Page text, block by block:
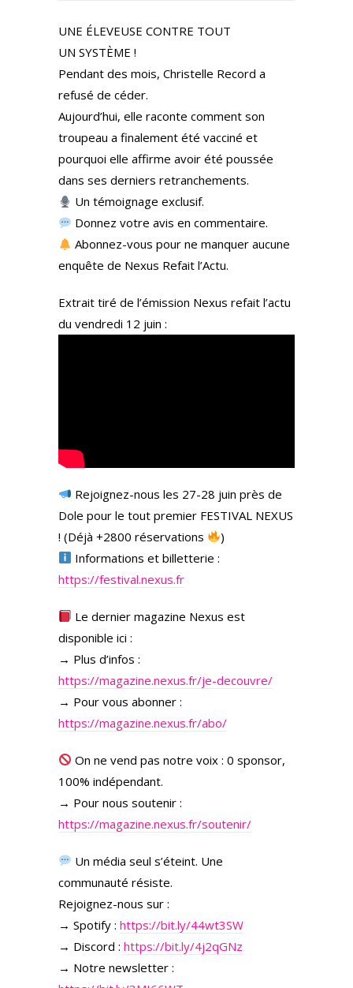
itt
a
UNE ÉLEVEUSE CONTRE TOUT
UN SYSTÈME !
Pendant des mois, Christelle Record a
refusé de céder.
Aujourd’hui, elle raconte comment son
troupeau a finalement été vacciné et
pourquoi elle affirme avoir été poussée
dans ses derniers retranchements.
Un témoignage exclusif.
Donnez votre avis en commentaire.
Abonnez-vous pour ne manquer aucune
enquête de Nexus Refait l’Actu.
Extrait tiré de l’émission Nexus refait l’actu
du vendredi 12 juin :
Rejoignez-nous les 27-28 juin près de
Dole pour le tout premier FESTIVAL NEXUS
! (Déjà +2800 réservations
)
Informations et billetterie :
https://festival.nexus.fr
Le dernier magazine Nexus est
disponible ici :
→ Plus d’infos :
https://magazine.nexus.fr/je-decouvre/
→ Pour vous abonner :
https://magazine.nexus.fr/abo/
On ne vend pas notre voix : 0 sponsor,
100% indépendant.
→ Pour nous soutenir :
https://magazine.nexus.fr/soutenir/
Un média seul s’éteint. Une
communauté résiste.
Rejoignez-nous sur :
→ Spotify : https://bit.ly/44wt3SW
→ Discord : https://bit.ly/4j2qGNz
→ Notre newsletter :